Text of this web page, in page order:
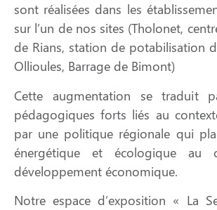
sont réalisées dans les
sur l’un de nos sites (Tholonet,
de Rians, station de potabilisation
Ollioules, Barrage de Bimont)
Cette augmentation se traduit
pédagogiques forts liés au
par une politique régionale qui
énergétique et écologique
développement économique.
Notre espace d’exposition « La